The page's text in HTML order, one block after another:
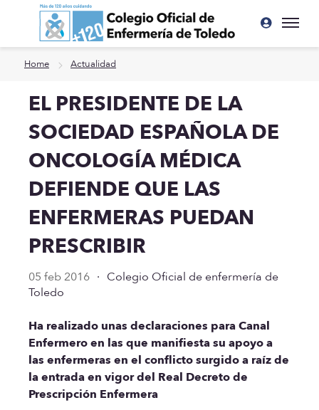
Ir a contenido principal
Home Actualidad
EL PRESIDENTE DE LA
SOCIEDAD ESPAÑOLA DE
ONCOLOGÍA MÉDICA
DEFIENDE QUE LAS
ENFERMERAS PUEDAN
PRESCRIBIR
05 feb 2016 · Colegio Oficial de enfermería de
Toledo
Ha realizado unas declaraciones para Canal
Enfermero en las que manifiesta su apoyo a
las enfermeras en el conflicto surgido a raíz de
la entrada en vigor del Real Decreto de
Prescripción Enfermera